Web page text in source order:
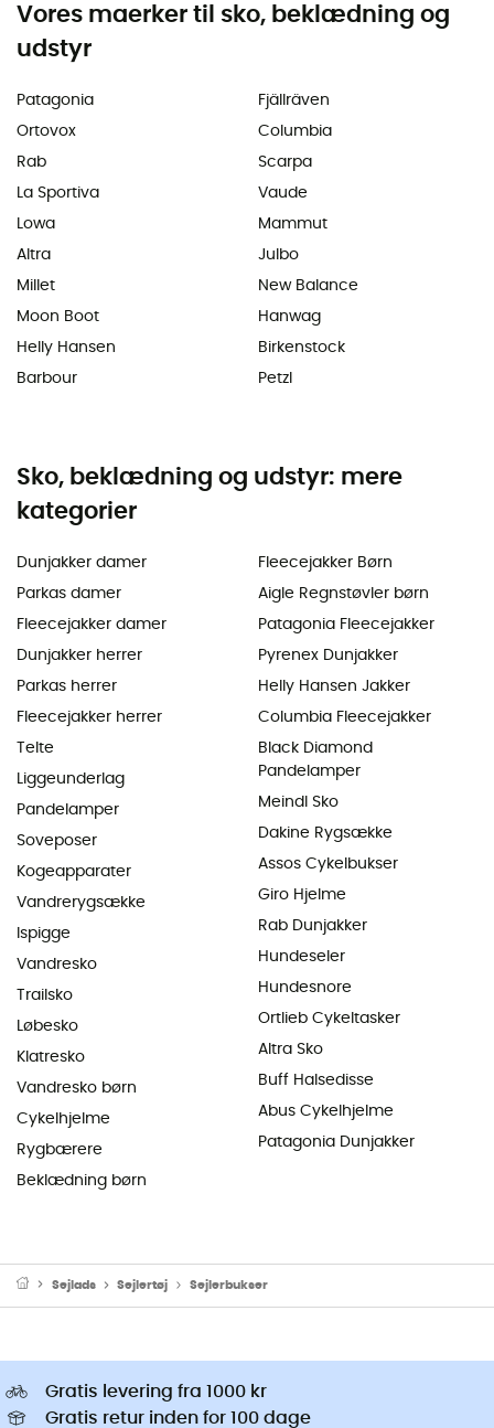
Vores maerker til sko, beklædning og
udstyr
Patagonia
Ortovox
Rab
La Sportiva
Lowa
Altra
Millet
Moon Boot
Helly Hansen
Barbour
Fjällräven
Columbia
Scarpa
Vaude
Mammut
Julbo
New Balance
Hanwag
Birkenstock
Petzl
Sko, beklædning og udstyr: mere
kategorier
Dunjakker damer
Parkas damer
Fleecejakker damer
Dunjakker herrer
Parkas herrer
Fleecejakker herrer
Telte
Liggeunderlag
Pandelamper
Soveposer
Kogeapparater
Vandrerygsække
Ispigge
Vandresko
Trailsko
Løbesko
Klatresko
Vandresko børn
Cykelhjelme
Rygbærere
Beklædning børn
Fleecejakker Børn
Aigle Regnstøvler børn
Patagonia Fleecejakker
Pyrenex Dunjakker
Helly Hansen Jakker
Columbia Fleecejakker
Black Diamond
Pandelamper
Meindl Sko
Dakine Rygsække
Assos Cykelbukser
Giro Hjelme
Rab Dunjakker
Hundeseler
Hundesnore
Ortlieb Cykeltasker
Altra Sko
Buff Halsedisse
Abus Cykelhjelme
Patagonia Dunjakker
Sejlads Sejlertøj Sejlerbukser
Gratis levering fra 1000 kr
Gratis retur inden for 100 dage